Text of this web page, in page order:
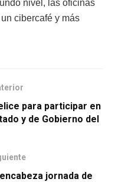
nivel, las oficinas
cibercafé y más
para participar en
y de Gobierno del
jornada de